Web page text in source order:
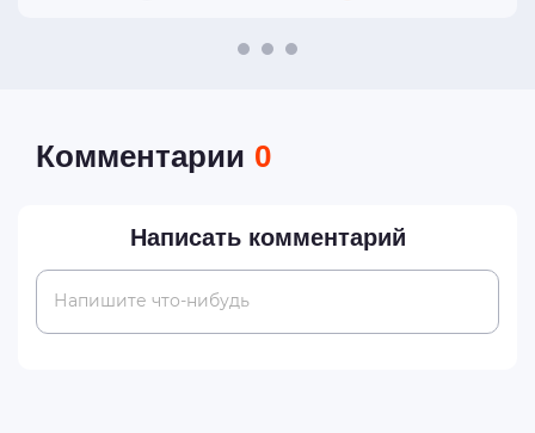
Комментарии 0
Написать комментарий
Напишите что-нибудь